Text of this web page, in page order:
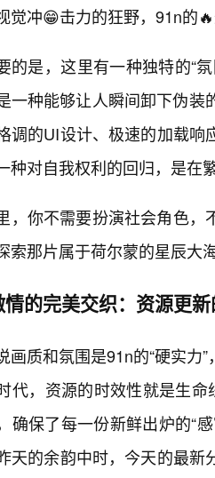
觉冲😁击力的狂野，91n的
的是，这里有一种独特的“
一种能够让人瞬间卸下伪
调的UI设计、极速的加载
种对自我权利的回归，是在
，你不需要扮演社会角色，
索那片属于荷尔蒙的星辰大
的完美交织：资源更
画质和氛围是91n的“硬实力”
代，资源的时效性就是生
确保了每一份新鲜出炉的“
天的余韵中时，今天的最